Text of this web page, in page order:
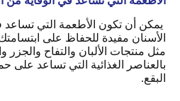
يمكن أن تكون الأطعمة التي
الأسنان مفيدة للحفاظ على
مثل منتجات الألبان والتفاح والجزر
بالعناصر الغذائية التي تساعد على
البقع.